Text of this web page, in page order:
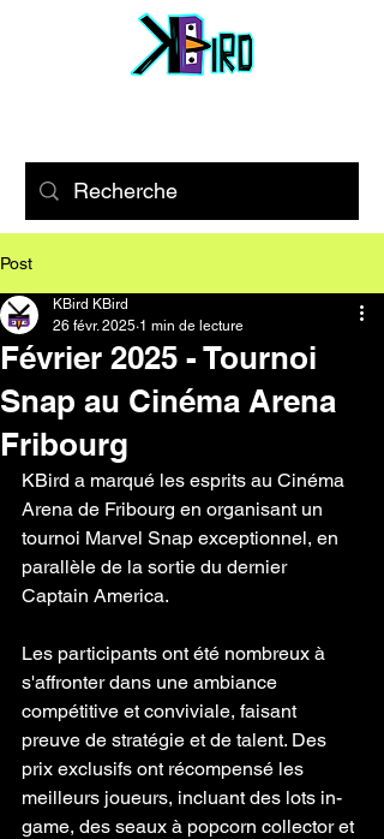
Post
Février 2025 - Tournoi
Snap au Cinéma Arena
Fribourg
KBird KBird
26 févr. 2025 1 min de lecture
KBird a marqué les esprits au Cinéma
Arena de Fribourg en organisant un
tournoi Marvel Snap exceptionnel, en
parallèle de la sortie du dernier
Captain America.
Les participants ont été nombreux à
s'affronter dans une ambiance
compétitive et conviviale, faisant
preuve de stratégie et de talent. Des
prix exclusifs ont récompensé les
meilleurs joueurs, incluant des lots in-
game, des seaux à popcorn collector et